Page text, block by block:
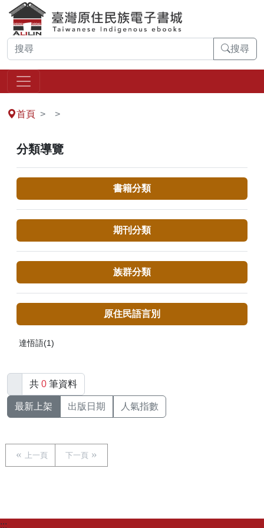
搜尋
首頁
分類導覽
書籍分類
期刊分類
族群分類
原住民語言別
達悟語(1)
共 0 筆資料
最新上架 出版日期 人氣指數
上一頁 下一頁
:::